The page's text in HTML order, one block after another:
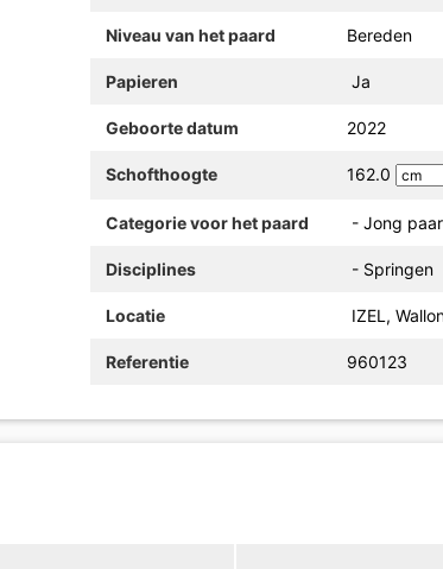
Niveau van het paard Bereden
Papieren Ja
Geboorte datum 2022
Schofthoogte 162.0
Categorie voor het paard - Jong
Disciplines - Springen
Locatie IZEL,
Referentie 960123